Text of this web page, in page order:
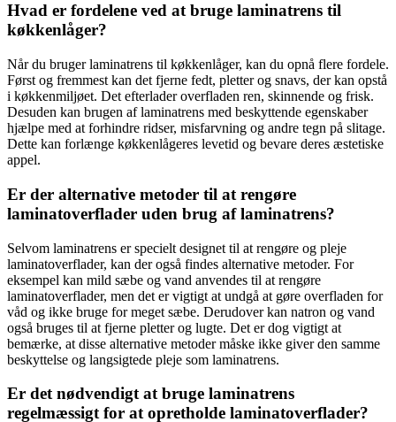
Hvad er fordelene ved at bruge laminatrens til
køkkenlåger?
Når du bruger laminatrens til køkkenlåger, kan du opnå flere fordele.
Først og fremmest kan det fjerne fedt, pletter og snavs, der kan opstå
i køkkenmiljøet. Det efterlader overfladen ren, skinnende og frisk.
Desuden kan brugen af laminatrens med beskyttende egenskaber
hjælpe med at forhindre ridser, misfarvning og andre tegn på slitage.
Dette kan forlænge køkkenlågeres levetid og bevare deres æstetiske
appel.
Er der alternative metoder til at rengøre
laminatoverflader uden brug af laminatrens?
Selvom laminatrens er specielt designet til at rengøre og pleje
laminatoverflader, kan der også findes alternative metoder. For
eksempel kan mild sæbe og vand anvendes til at rengøre
laminatoverflader, men det er vigtigt at undgå at gøre overfladen for
våd og ikke bruge for meget sæbe. Derudover kan natron og vand
også bruges til at fjerne pletter og lugte. Det er dog vigtigt at
bemærke, at disse alternative metoder måske ikke giver den samme
beskyttelse og langsigtede pleje som laminatrens.
Er det nødvendigt at bruge laminatrens
regelmæssigt for at opretholde laminatoverflader?